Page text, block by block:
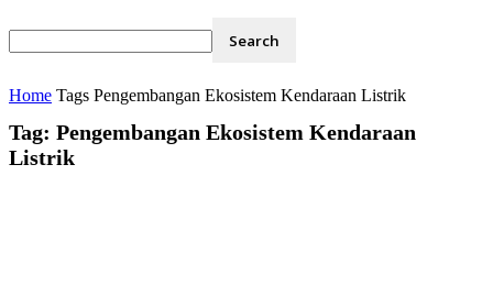
Home Tags Pengembangan Ekosistem Kendaraan Listrik
Tag: Pengembangan Ekosistem Kendaraan
Listrik